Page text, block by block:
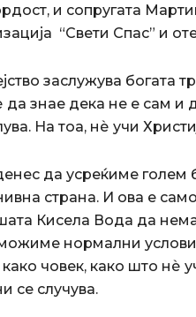
и сопругата
“Свети Спас” и
заслужува богата
да знае дека не е сам
На тоа, нѐ учи
да усреќиме голем
страна. И ова е
Кисела Вода да
нормални
човек, како што нѐ
се случува.